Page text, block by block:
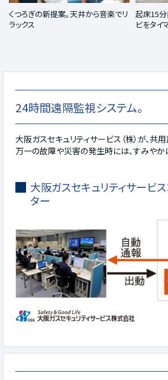
くつろぎの新提案。天井から音楽でリ
ラックス
起床15分
ビをタイ
24時間遠隔監視システム。
大阪ガスセキュリティサービス（株）が、共
万一の故障や災害の発生時には、すみやか
大阪ガスセキュリティサービ
ター